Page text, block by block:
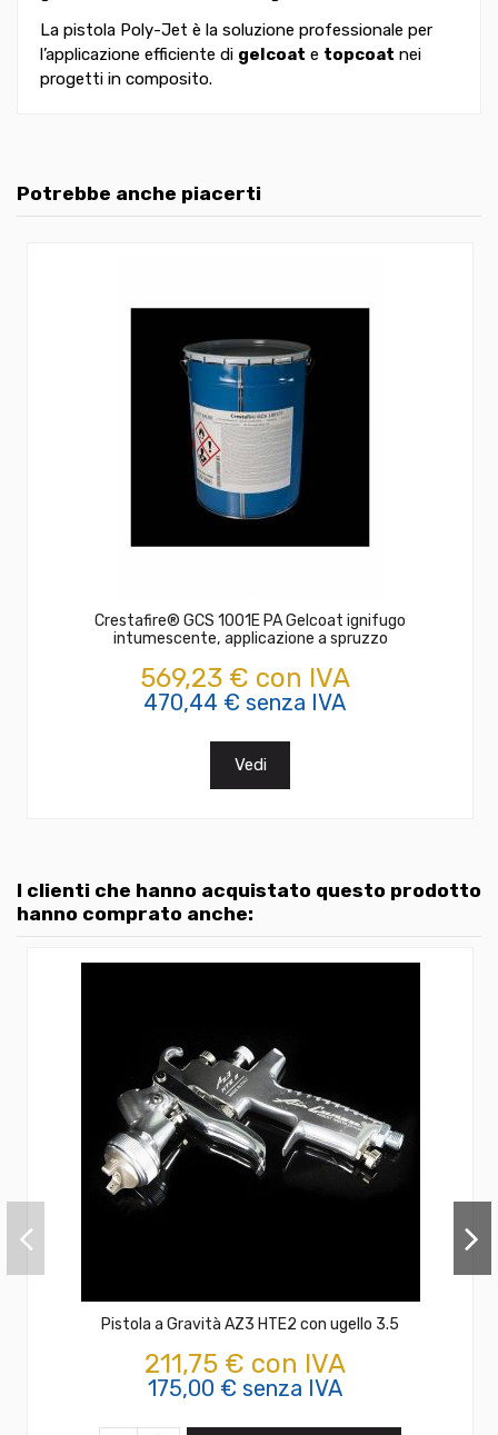
La pistola Poly-Jet è la soluzione professionale per
l’applicazione efficiente di gelcoat e topcoat nei
progetti in composito.
Potrebbe anche piacerti
Crestafire® GCS 1001E PA Gelcoat ignifugo
intumescente, applicazione a spruzzo
569,23 € con IVA
470,44 € senza IVA
Vedi
I clienti che hanno acquistato questo prodotto
hanno comprato anche:
Pistola a Gravità AZ3 HTE2 con ugello 3.5
211,75 € con IVA
175,00 € senza IVA